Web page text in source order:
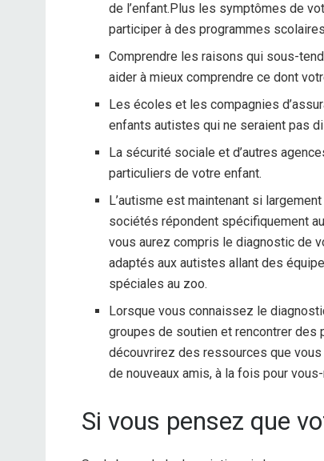
de l’enfant. Plus les symptômes de
participer à des programmes
Comprendre les raisons qui sous-
aider à mieux comprendre ce dont
Les écoles et les compagnies
enfants autistes qui ne seraient pas
La sécurité sociale et d’autres
particuliers de votre enfant.
L’autisme est maintenant si
sociétés répondent spécifiquement
vous aurez compris le diagnostic de
adaptés aux autistes allant des
spéciales au zoo.
Lorsque vous connaissez le
groupes de soutien et rencontrer
découvrirez des ressources que
de nouveaux amis, à la fois pour
Si vous pensez que